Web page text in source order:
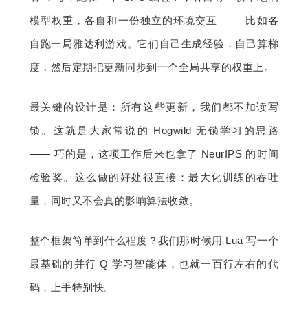
模型权重，各自和一份独立的环境交互 —— 比如各
自跑一局雅达利游戏。它们自己生成经验，自己算梯
度，然后定期把更新同步到一个全局共享的权重上。
最关键的设计是：所有这些更新，我们都不加读写
锁。这就是大家常说的 Hogwild 无锁学习的思路
—— 巧的是，这项工作后来也拿了 NeurIPS 的时间
检验奖。这么做的好处很直接：最大化训练的吞吐
量，同时又不会真的影响算法收敛。
整个框架简单到什么程度？我们那时候用 Lua 写一个
最基础的并行 Q 学习智能体，也就一百行左右的代
码，上手特别快。